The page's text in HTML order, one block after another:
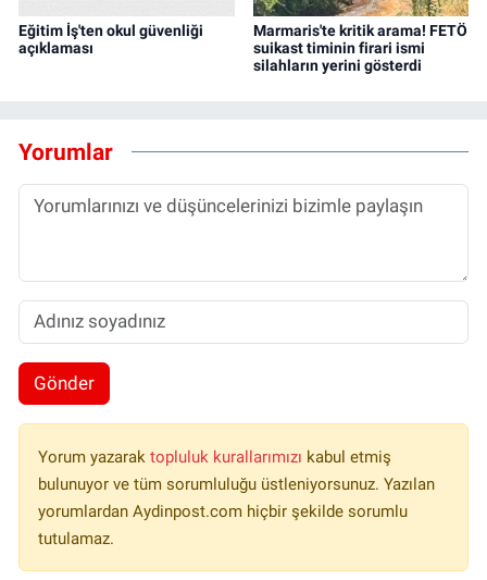
Eğitim İş'ten okul güvenliği
açıklaması
Marmaris'te kritik arama! FETÖ
suikast timinin firari ismi
silahların yerini gösterdi
Yorumlar
Gönder
Yorum yazarak topluluk kurallarımızı kabul etmiş
bulunuyor ve tüm sorumluluğu üstleniyorsunuz. Yazılan
yorumlardan Aydinpost.com hiçbir şekilde sorumlu
tutulamaz.